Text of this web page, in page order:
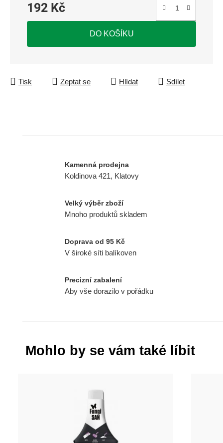
192 Kč
Měrná cena:
DO KOŠÍKU
Tisk Zeptat se Hlídat Sdílet
Kamenná prodejna
Koldinova 421, Klatovy
Velký výběr zboží
Mnoho produktů skladem
Doprava od 95 Kč
V široké síti balíkoven
Precizní zabalení
Aby vše dorazilo v pořádku
Mohlo by se vám také líbit